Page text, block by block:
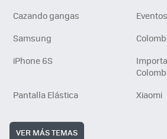
Cazando gangas
Eventos
Samsung
iPhone 6S
Pantalla Elástica
Xiaomi
VER MÁS TEMAS